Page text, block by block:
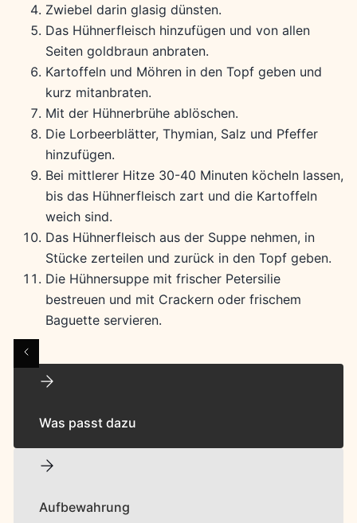
Zwiebel darin glasig dünsten.
Das Hühnerfleisch hinzufügen und von allen
Seiten goldbraun anbraten.
Kartoffeln und Möhren in den Topf geben und
kurz mitanbraten.
Mit der Hühnerbrühe ablöschen.
Die Lorbeerblätter, Thymian, Salz und Pfeffer
hinzufügen.
Bei mittlerer Hitze 30-40 Minuten köcheln lassen,
bis das Hühnerfleisch zart und die Kartoffeln
weich sind.
Das Hühnerfleisch aus der Suppe nehmen, in
Stücke zerteilen und zurück in den Topf geben.
Die Hühnersuppe mit frischer Petersilie
bestreuen und mit Crackern oder frischem
Baguette servieren.
Was passt dazu
Aufbewahrung